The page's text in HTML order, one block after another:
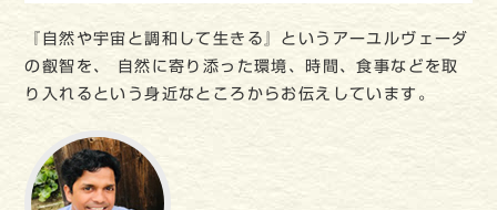
『自然や宇宙と調和して生きる』というアーユルヴェーダ
の叡智を、 自然に寄り添った環境、時間、食事などを取
り入れるという身近なところからお伝えしています。